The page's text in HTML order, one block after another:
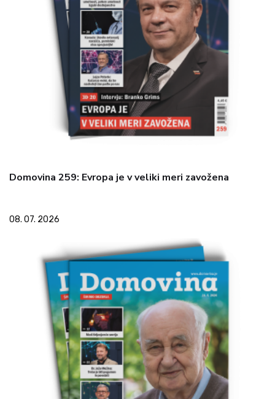
Domovina 259: Evropa je v veliki meri zavožena
08. 07. 2026